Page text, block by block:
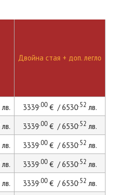
Двойна стая + доп. легло
лв. 3339.00€ / 6530.52 лв.
лв. 3339.00€ / 6530.52 лв.
лв. 3339.00€ / 6530.52 лв.
лв. 3339.00€ / 6530.52 лв.
лв. 3339.00€ / 6530.52 лв.